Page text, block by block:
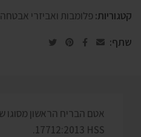
קטגוריות: פלומבות ואביזרי אבטחה
שתף:
17712:2013 HSS.